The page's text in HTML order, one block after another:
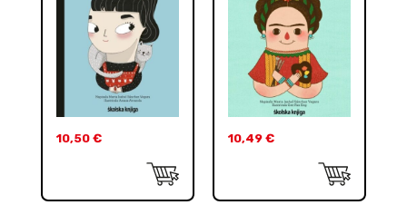
10,50 € 10,49 €